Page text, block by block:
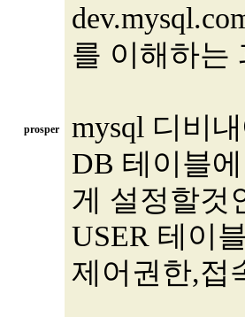
prosper
를 이해하는
mysql 디비내
DB 테이블
게 설정할것
USER 테이
제어권한,접